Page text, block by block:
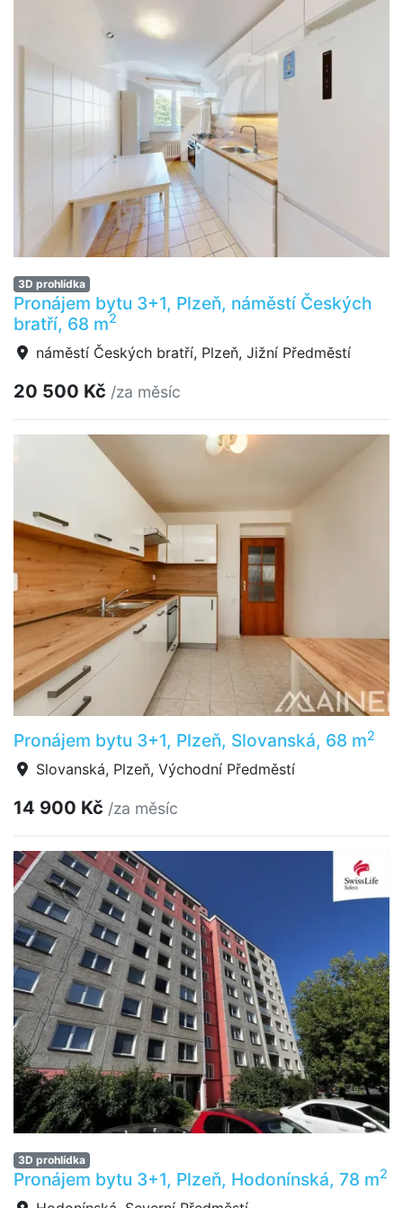
3D prohlídka
Pronájem bytu 3+1, Plzeň, náměstí Českých
bratří, 68 m2
náměstí Českých bratří, Plzeň, Jižní Předměstí
20 500 Kč /za měsíc
Pronájem bytu 3+1, Plzeň, Slovanská, 68 m2
Slovanská, Plzeň, Východní Předměstí
14 900 Kč /za měsíc
3D prohlídka
Pronájem bytu 3+1, Plzeň, Hodonínská, 78 m2